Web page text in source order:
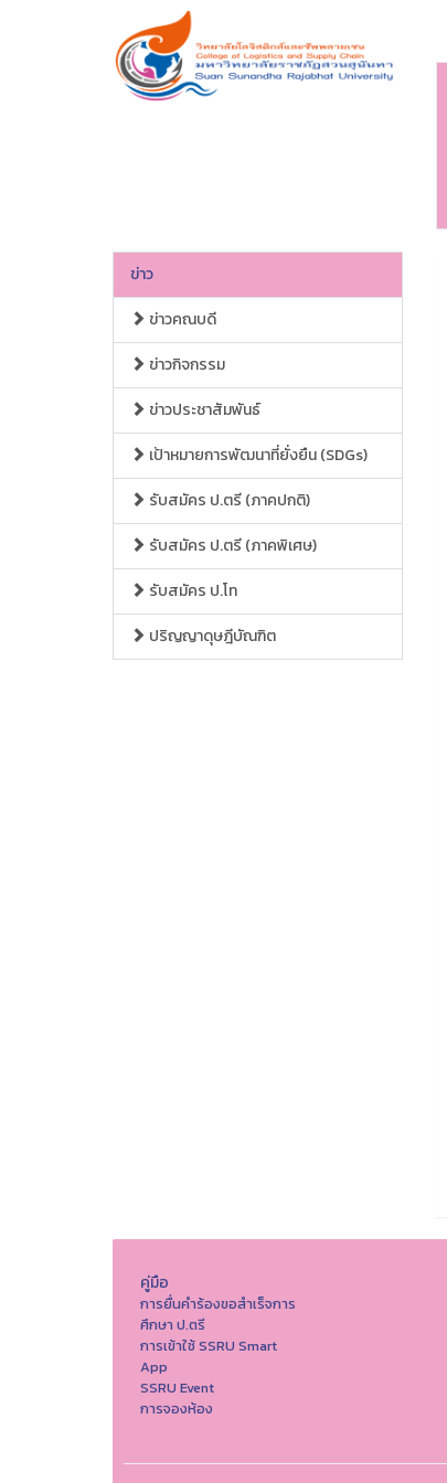
ข่าว
ข่าวคณบดี
ข่าวกิจกรรม
ข่าวประชาสัมพันธ์
เป้าหมายการพัฒนาที่ยั่งยืน (SDGs)
รับสมัคร ป.ตรี (ภาคปกติ)
รับสมัคร ป.ตรี (ภาคพิเศษ)
รับสมัคร ป.โท
ปริญญาดุษฎีบัณฑิต
คู่มือ
การยื่นคำร้องขอสำเร็จการ
ศึกษา ป.ตรี
การเข้าใช้ SSRU Smart
App
SSRU Event
การจองห้อง